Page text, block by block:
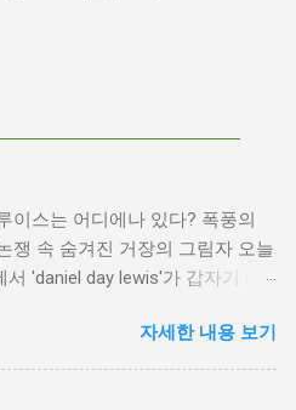
이스는 어디에나 있다? 폭풍의
쟁 속 숨겨진 거장의 그림자 오늘
'daniel day lewis'가 갑자기 떠
사람들의 입에 오르내리는 걸까
는 마고 로비가 제작하고 주연을
자세한 내용 보기